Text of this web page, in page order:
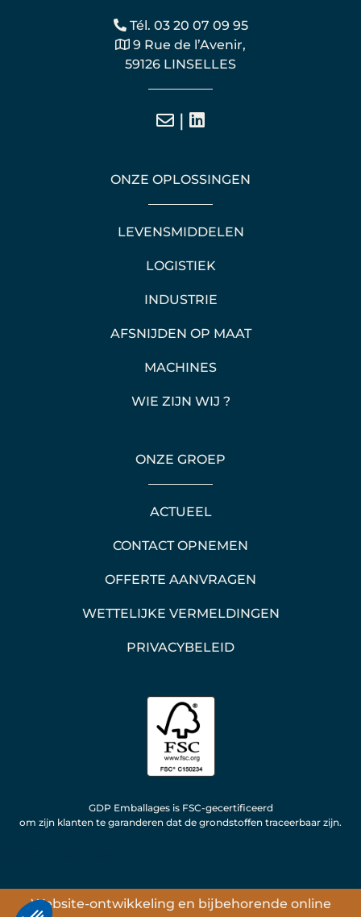
Tél. 03 20 07 09 95
9 Rue de l’Avenir,
59126 LINSELLES
|
ONZE OPLOSSINGEN
LEVENSMIDDELEN
LOGISTIEK
INDUSTRIE
AFSNIJDEN OP MAAT
MACHINES
WIE ZIJN WIJ ?
ONZE GROEP
ACTUEEL
CONTACT OPNEMEN
OFFERTE AANVRAGEN
WETTELIJKE VERMELDINGEN
PRIVACYBELEID
GDP Emballages is FSC-gecertificeerd
om zijn klanten te garanderen dat de grondstoffen traceerbaar zijn.
Website-ontwikkeling en bijbehorende online